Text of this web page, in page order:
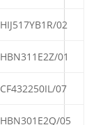
HIJ517YB1R/02
HBN311E2Z/01
CF432250IL/07
HBN301E2Q/05